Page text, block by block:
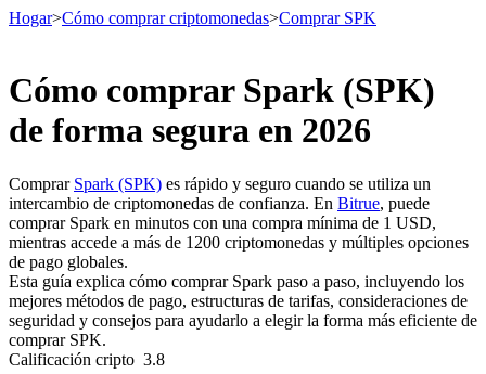
Futuros
Futuros del USDT
Futuros que utilizan USDT como garantía
Hogar>Cómo comprar criptomonedas>Comprar SPK
Cómo comprar Spark (SPK)
de forma segura en 2026
Comprar Spark (SPK) es rápido y seguro cuando se utiliza un
intercambio de criptomonedas de confianza. En Bitrue, puede
comprar Spark en minutos con una compra mínima de 1 USD,
mientras accede a más de 1200 criptomonedas y múltiples opciones
de pago globales.
Esta guía explica cómo comprar Spark paso a paso, incluyendo los
mejores métodos de pago, estructuras de tarifas, consideraciones de
seguridad y consejos para ayudarlo a elegir la forma más eficiente de
comprar SPK.
Calificación cripto 3.8